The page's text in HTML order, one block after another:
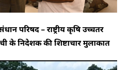
परिषद – राष्ट्रीय कृषि उच्चतर
के निदेशक की शिष्टाचार मुलाकात